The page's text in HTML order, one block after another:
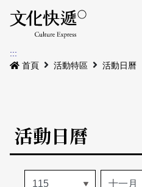
最新公告
本期專題
歷史專題
活動特區
活動列表
關於我們
:::
首頁
活動特區 活動日曆
活動日曆